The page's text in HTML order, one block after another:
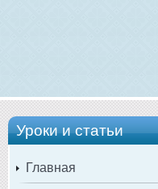
Уроки и статьи
Главная